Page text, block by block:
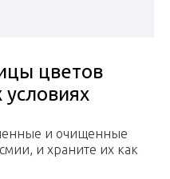
цветов
и очищенные
и храните их как